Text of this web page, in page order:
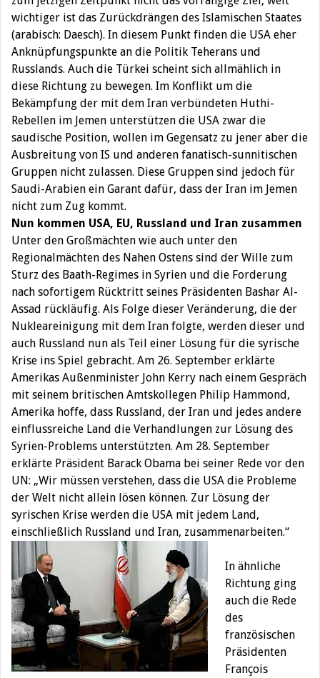
wichtiger ist das Zurückdrängen des Islamischen Staates
(arabisch: Daesch). In diesem Punkt finden die USA eher
Anknüpfungspunkte an die Politik Teherans und
Russlands. Auch die Türkei scheint sich allmählich in
diese Richtung zu bewegen. Im Konflikt um die
Bekämpfung der mit dem Iran verbündeten Huthi-
Rebellen im Jemen unterstützen die USA zwar die
saudische Position, wollen im Gegensatz zu jener aber die
Ausbreitung von IS und anderen fanatisch-sunnitischen
Gruppen nicht zulassen. Diese Gruppen sind jedoch für
Saudi-Arabien ein Garant dafür, dass der Iran im Jemen
nicht zum Zug kommt.
Nun kommen USA, EU, Russland und Iran zusammen
Unter den Großmächten wie auch unter den
Regionalmächten des Nahen Ostens sind der Wille zum
Sturz des Baath-Regimes in Syrien und die Forderung
nach sofortigem Rücktritt seines Präsidenten Bashar Al-
Assad rückläufig. Als Folge dieser Veränderung, die der
Nukleareinigung mit dem Iran folgte, werden dieser und
auch Russland nun als Teil einer Lösung für die syrische
Krise ins Spiel gebracht. Am 26. September erklärte
Amerikas Außenminister John Kerry nach einem Gespräch
mit seinem britischen Amtskollegen Philip Hammond,
Amerika hoffe, dass Russland, der Iran und jedes andere
einflussreiche Land die Verhandlungen zur Lösung des
Syrien-Problems unterstützten. Am 28. September
erklärte Präsident Barack Obama bei seiner Rede vor den
UN: „Wir müssen verstehen, dass die USA die Probleme
der Welt nicht allein lösen können. Zur Lösung der
syrischen Krise werden die USA mit jedem Land,
einschließlich Russland und Iran, zusammenarbeiten.“
In ähnliche
Richtung ging
auch die Rede
des
französischen
Präsidenten
François